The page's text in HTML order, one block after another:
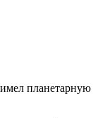
планетарную